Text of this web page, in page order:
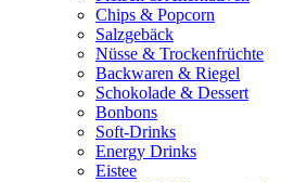
Chips & Popcorn
Salzgebäck
Nüsse & Trockenfrüchte
Backwaren & Riegel
Schokolade & Dessert
Bonbons
Soft-Drinks
Energy Drinks
Eistee